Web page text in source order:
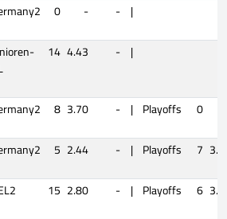
0 - - |
14 4.43 - |
8 3.70 - | Playoffs 0
5 2.44 - | Playoffs 7
15 2.80 - | Playoffs 6